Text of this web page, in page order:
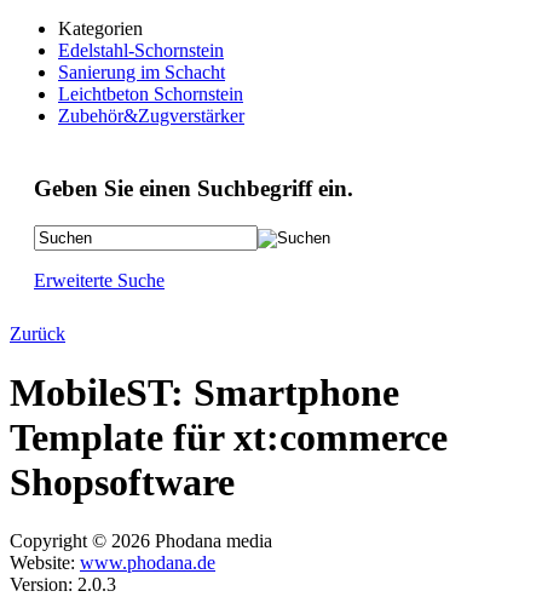
Kategorien
Edelstahl-Schornstein
Sanierung im Schacht
Leichtbeton Schornstein
Zubehör&Zugverstärker
Geben Sie einen Suchbegriff ein.
Erweiterte Suche
Zurück
MobileST: Smartphone
Template für xt:commerce
Shopsoftware
Copyright © 2026 Phodana media
Website: www.phodana.de
Version: 2.0.3